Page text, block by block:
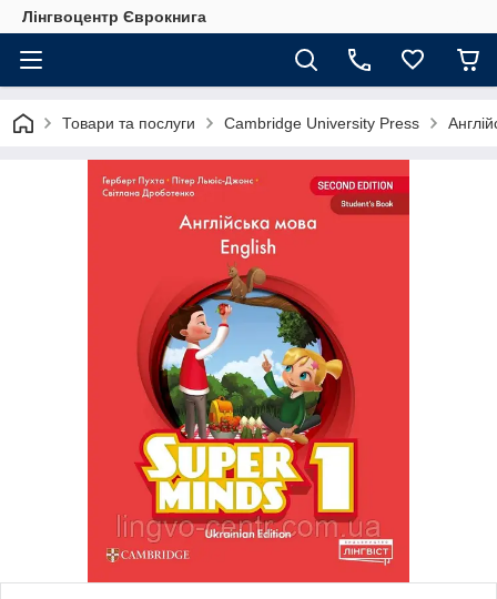
Лінгвоцентр Єврокнига
Товари та послуги Cambridge University Press